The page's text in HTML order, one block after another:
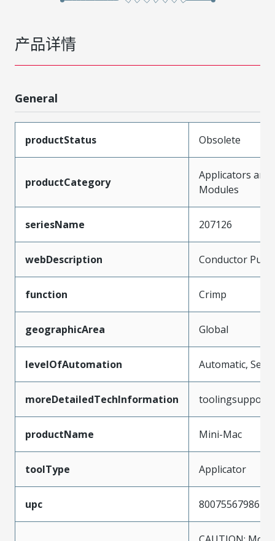
产品详情
General
productStatus Obsolete
productCategory
Applicators and
Modules
seriesName 207126
webDescription Conductor
function Crimp
geographicArea Global
levelOfAutomation Automatic,
moreDetailedTechInformation
productName Mini-Mac
toolType Applicator
upc 800755679861